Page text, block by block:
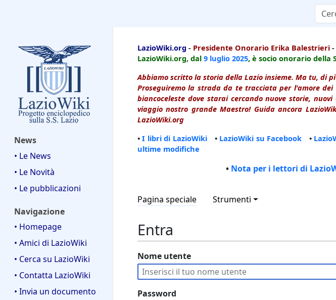
News
• Le News
• Le Novità
• Le pubblicazioni
Navigazione
• Homepage
• Amici di LazioWiki
• Cerca su LazioWiki
• Contatta LazioWiki
• Invia un documento
LazioWiki.org - Presidente Onorario Erika Balestrieri
LazioWiki.org, dal 9 luglio 2025, è socio onorario della
Abbiamo scritto la storia della Lazio insieme. Ma tu, di
Proseguiremo la strada da te tracciata per l'amore
biancoceleste dove starai cercando nuove storie,
viaggio nostro grande Maestro! Guida ancora
LazioWiki.org
•I libri di LazioWiki• LazioWiki su Facebook •
ultime modifiche
• Nota per i lettori di
Pagina speciale Strumenti
Entra
Nome utente
Password